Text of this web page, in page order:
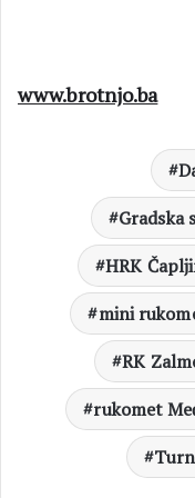
www.brotnjo.ba
Gradska
HRK
mini
RK
rukomet